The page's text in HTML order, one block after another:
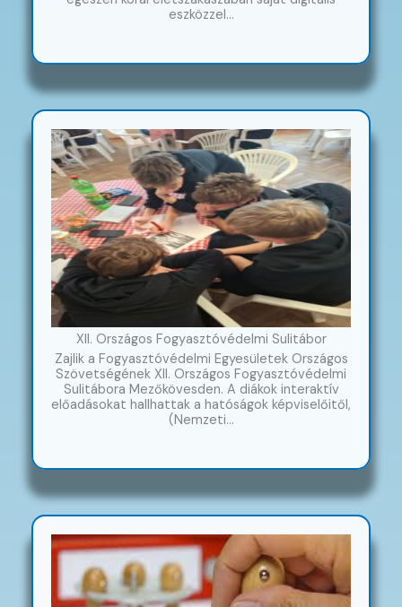
eszközzel…
XII. Országos Fogyasztóvédelmi Sulitábor
Zajlik a Fogyasztóvédelmi Egyesületek Országos
Szövetségének XII. Országos Fogyasztóvédelmi
Sulitábora Mezőkövesden. A diákok interaktív
előadásokat hallhattak a hatóságok képviselőitől,
(Nemzeti…